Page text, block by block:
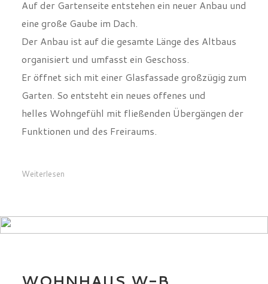
Der Anbau ist auf die gesamte Länge des Altbaus
organisiert und umfasst ein Geschoss.
Er öffnet sich mit einer Glasfassade großzügig zum
Garten. So entsteht ein neues offenes und
helles Wohngefühl mit fließenden Übergängen der
Funktionen und des Freiraums.